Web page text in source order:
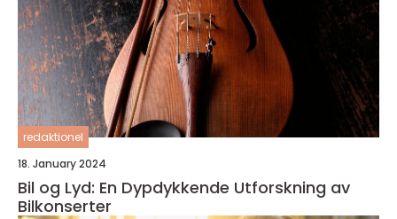
redaktionel
18. January 2024
Bil og Lyd: En Dypdykkende Utforskning av
Bilkonserter